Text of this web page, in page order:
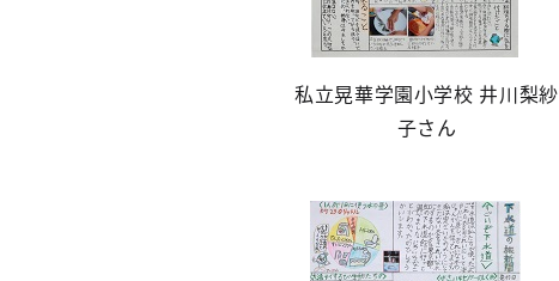
私立晃華学園小学校 井川梨紗
子さん